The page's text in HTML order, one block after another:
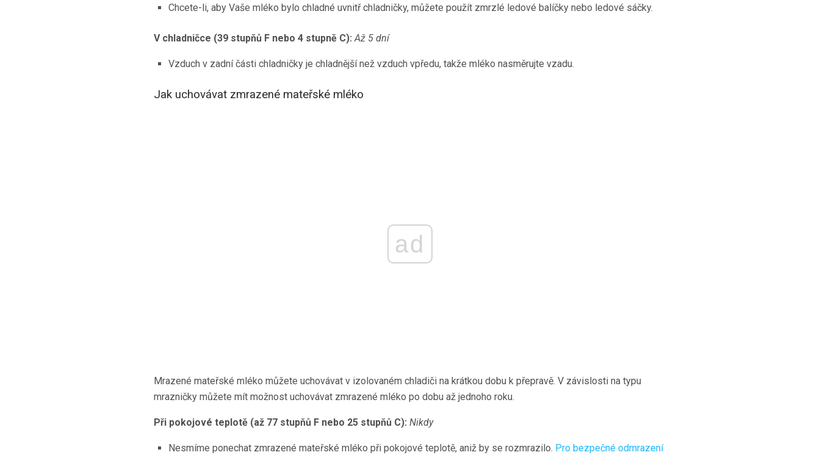
Chcete-li, aby Vaše mléko bylo chladné uvnitř chladničky, můžete použít zmrzlé ledové balíčky nebo ledové sáčky.
V chladničce (39 stupňů F nebo 4 stupně C): Až 5 dní
Vzduch v zadní části chladničky je chladnější než vzduch vpředu, takže mléko nasměrujte vzadu.
Jak uchovávat zmrazené mateřské mléko
ad
Mrazené mateřské mléko můžete uchovávat v izolovaném chladiči na krátkou dobu k přepravě. V závislosti na typu
mrazničky můžete mít možnost uchovávat zmrazené mléko po dobu až jednoho roku.
Při pokojové teplotě (až 77 stupňů F nebo 25 stupňů C): Nikdy
Nesmíme ponechat zmrazené mateřské mléko při pokojové teplotě, aniž by se rozmrazilo. Pro bezpečné odmrazení